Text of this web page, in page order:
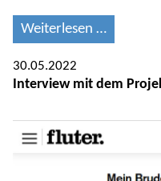
Weiterlesen …
30.05.2022
Interview mit dem